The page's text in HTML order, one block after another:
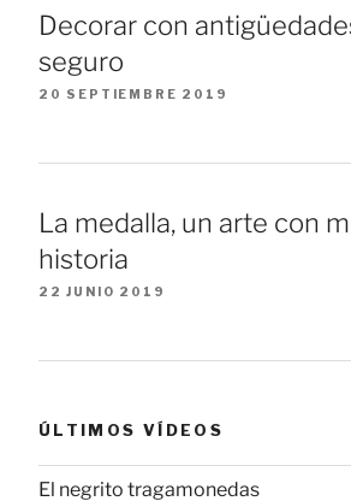
Decorar con
seguro
20 SEPTIEMBRE 2019
La medalla, un arte con
historia
22 JUNIO 2019
ÚLTIMOS VÍDEOS
El negrito tragamonedas